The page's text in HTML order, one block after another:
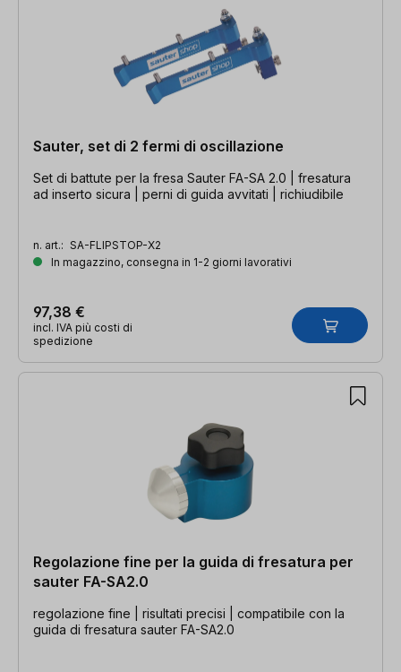
Sauter, set di 2 fermi di oscillazione
Set di battute per la fresa Sauter FA-SA 2.0 | fresatura
ad inserto sicura | perni di guida avvitati | richiudibile
n. art.: SA-FLIPSTOP-X2
In magazzino, consegna in 1-2 giorni lavorativi
97,38 €
incl. IVA più costi di
spedizione
Regolazione fine per la guida di fresatura per
sauter FA-SA2.0
regolazione fine | risultati precisi | compatibile con la
guida di fresatura sauter FA-SA2.0